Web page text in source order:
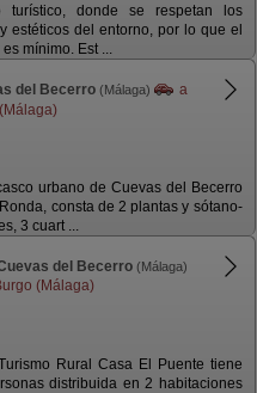
turístico, donde se respetan los
estéticos del entorno, por lo que el
mínimo. Est ...
del Becerro (Málaga)
a
urbano de Cuevas del Becerro
consta de 2 plantas y sótano-
3 cuart ...
del Becerro (Málaga)
(Málaga)
Rural Casa El Puente tiene
distribuida en 2 habitaciones